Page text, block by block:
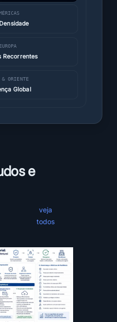
EUROPA
Recorrentes
ORIENTE
Global
e
veja
todos